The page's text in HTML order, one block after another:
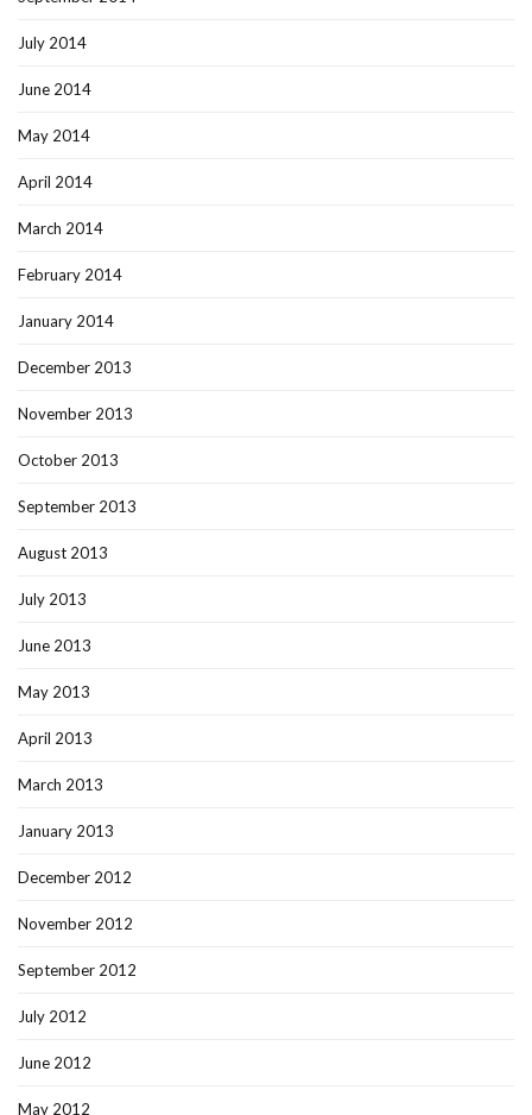
July 2014
June 2014
May 2014
April 2014
March 2014
February 2014
January 2014
December 2013
November 2013
October 2013
September 2013
August 2013
July 2013
June 2013
May 2013
April 2013
March 2013
January 2013
December 2012
November 2012
September 2012
July 2012
June 2012
May 2012